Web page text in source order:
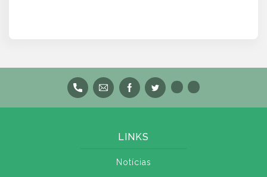
LINKS
Notícias